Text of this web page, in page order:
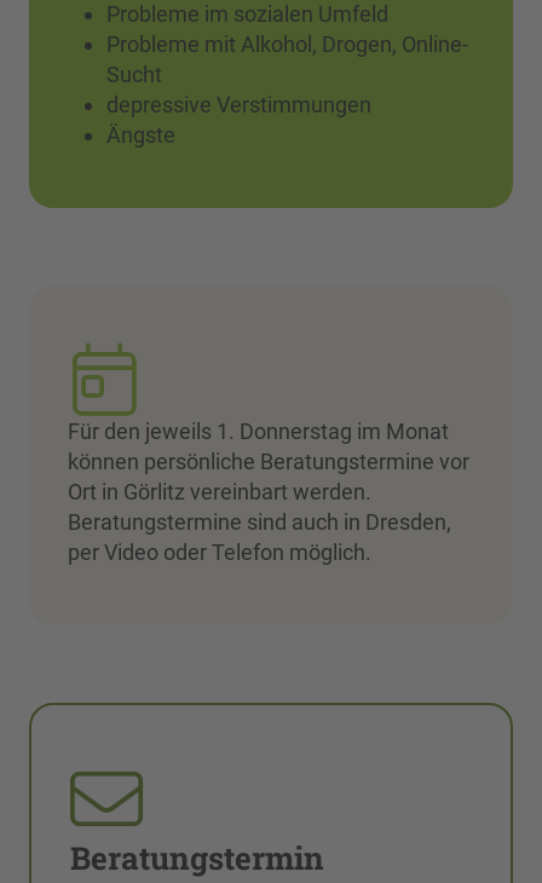
Probleme im sozialen Umfeld
Probleme mit Alkohol, Drogen, Online-
Sucht
depressive Verstimmungen
Ängste
Für den jeweils 1. Donnerstag im Monat
können persönliche Beratungstermine vor
Ort in Görlitz vereinbart werden.
Beratungstermine sind auch in Dresden,
per Video oder Telefon möglich.
Beratungstermin